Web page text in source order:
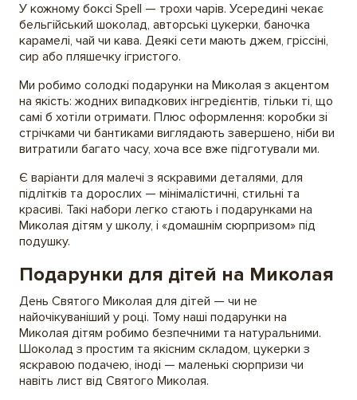
У кожному боксі Spell — трохи чарів. Усередині чекає
бельгійський шоколад, авторські цукерки, баночка
карамелі, чай чи кава. Деякі сети мають джем, гріссіні,
сир або пляшечку ігристого.
Ми робимо солодкі подарунки на Миколая з акцентом
на якість: жодних випадкових інгредієнтів, тільки ті, що
самі б хотіли отримати. Плюс оформлення: коробки зі
стрічками чи бантиками виглядають завершено, ніби ви
витратили багато часу, хоча все вже підготували ми.
Є варіанти для малечі з яскравими деталями, для
підлітків та дорослих — мінімалістичні, стильні та
красиві. Такі набори легко стають і подарунками на
Миколая дітям у школу, і «домашнім сюрпризом» під
подушку.
Подарунки для дітей на Миколая
День Святого Миколая для дітей — чи не
найочікуваніший у році. Тому наші подарунки на
Миколая дітям робимо безпечними та натуральними.
Шоколад з простим та якісним складом, цукерки з
яскравою подачею, іноді — маленькі сюрпризи чи
навіть лист від Святого Миколая.